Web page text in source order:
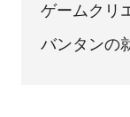
ゲームクリ
バンタンの